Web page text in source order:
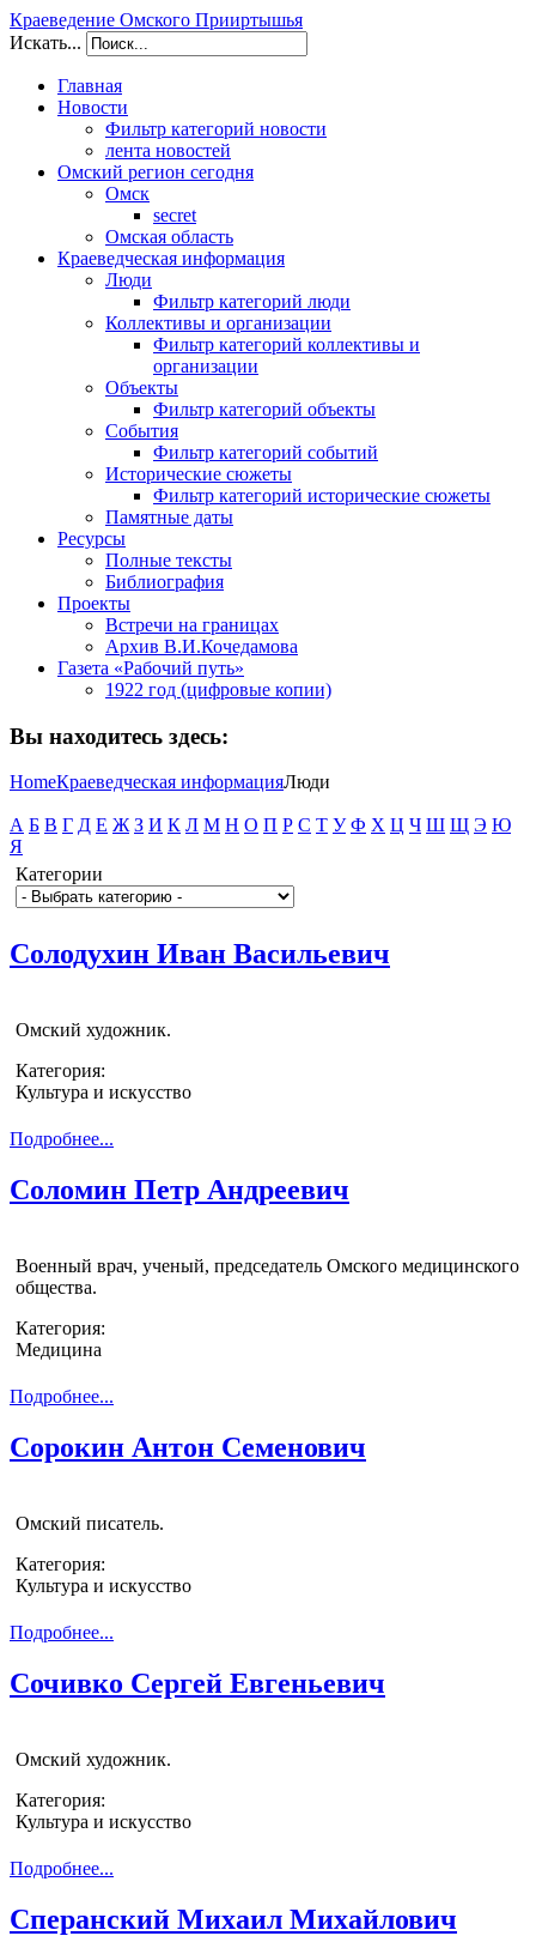
Краеведение Омского Прииртышья
Искать...
Главная
Новости
Фильтр категорий новости
лента новостей
Омский регион сегодня
Омск
secret
Омская область
Краеведческая информация
Люди
Фильтр категорий люди
Коллективы и организации
Фильтр категорий коллективы и
организации
Объекты
Фильтр категорий объекты
События
Фильтр категорий событий
Исторические сюжеты
Фильтр категорий исторические сюжеты
Памятные даты
Ресурсы
Полные тексты
Библиография
Проекты
Встречи на границах
Архив В.И.Кочедамова
Газета «Рабочий путь»
1922 год (цифровые копии)
Вы находитесь здесь:
HomeКраеведческая информацияЛюди
А Б В Г Д Е Ж З И К Л М Н О П Р С Т У Ф Х Ц Ч Ш Щ Э Ю
Я
Категории
Солодухин Иван Васильевич
Омский художник.
Категория:
Культура и искусство
Подробнее...
Соломин Петр Андреевич
Военный врач, ученый, председатель Омского медицинского
общества.
Категория:
Медицина
Подробнее...
Сорокин Антон Семенович
Омский писатель.
Категория:
Культура и искусство
Подробнее...
Сочивко Сергей Евгеньевич
Омский художник.
Категория:
Культура и искусство
Подробнее...
Сперанский Михаил Михайлович